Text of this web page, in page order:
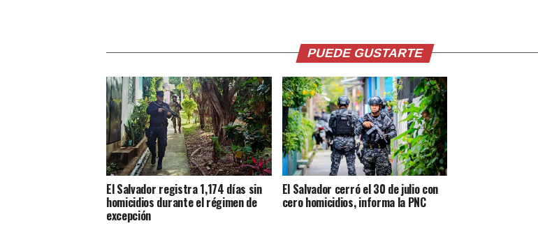
PUEDE GUSTARTE
El Salvador registra 1,174 días sin
homicidios durante el régimen de
excepción
El Salvador cerró el 30 de julio con
cero homicidios, informa la PNC